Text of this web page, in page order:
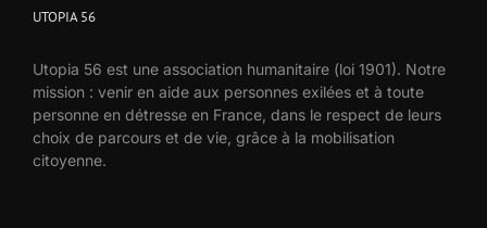
UTOPIA 56
Utopia 56 est une association humanitaire (loi 1901). Notre
mission : venir en aide aux personnes exilées et à toute
personne en détresse en France, dans le respect de leurs
choix de parcours et de vie, grâce à la mobilisation
citoyenne.